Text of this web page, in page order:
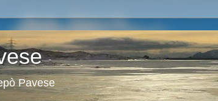
Pavese